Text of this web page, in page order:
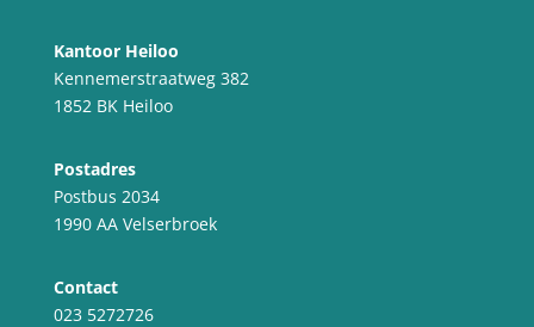
Kantoor Heiloo
Kennemerstraatweg 382
1852 BK Heiloo
Postadres
Postbus 2034
1990 AA Velserbroek
Contact
023 5272726